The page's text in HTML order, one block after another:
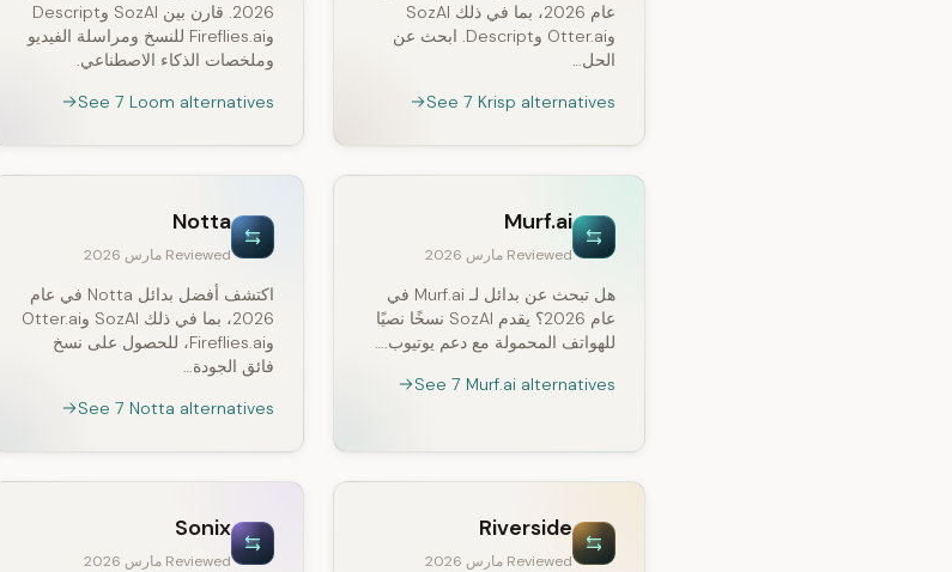
عام 2026، بما في ذلك SozAI
وOtter.ai وDescript. ابحث عن
الحل…
See 7 Krisp alternatives
2026. قارن بين SozAI وDescript
وFireflies.ai للنسخ ومراسلة الفيديو
وملخصات الذكاء الاصطناعي.
See 7 Loom alternatives
Murf.ai
Reviewed مارس 2026
هل تبحث عن بدائل لـ Murf.ai في
عام 2026؟ يقدم SozAI نسخًا نصيًا
للهواتف المحمولة مع دعم يوتيوب.…
See 7 Murf.ai alternatives
Notta
Reviewed مارس 2026
اكتشف أفضل بدائل Notta في عام
2026، بما في ذلك SozAI وOtter.ai
وFireflies.ai، للحصول على نسخ
فائق الجودة…
See 7 Notta alternatives
Riverside
Reviewed مارس 2026
Sonix
Reviewed مارس 2026